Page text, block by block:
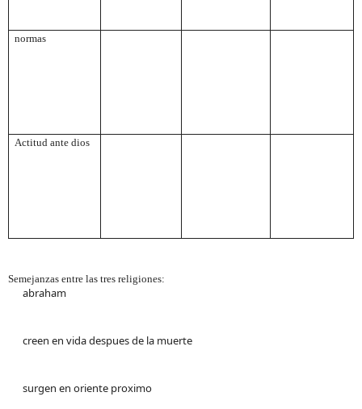
normas
Actitud ante dios
Semejanzas entre las tres religiones:
abraham
creen en vida despues de la muerte
surgen en oriente proximo